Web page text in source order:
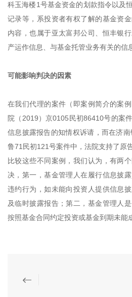
科玉海楼1号基金资金的划款指令以及
记录等，系投资者有权了解的基金资
内容，也属于亚太富邦公司、恒丰银
产运作信息、与基金托管业务有关的信
可能影响判决的因素
在我们代理的案件（即案例简介的案
院（2019）京0105民初86410号的案
信息披露报告的知情权诉请，而在济南
鲁71民初121号案件中，法院支持了原
比较这些不同案例，我们认为，有两
决，第一，基金管理人在履行信息披
违约行为，如未能向投资人提供信息
及临时披露报告；第二，基金管理人
按照基金合同约定投资或基金到期未能